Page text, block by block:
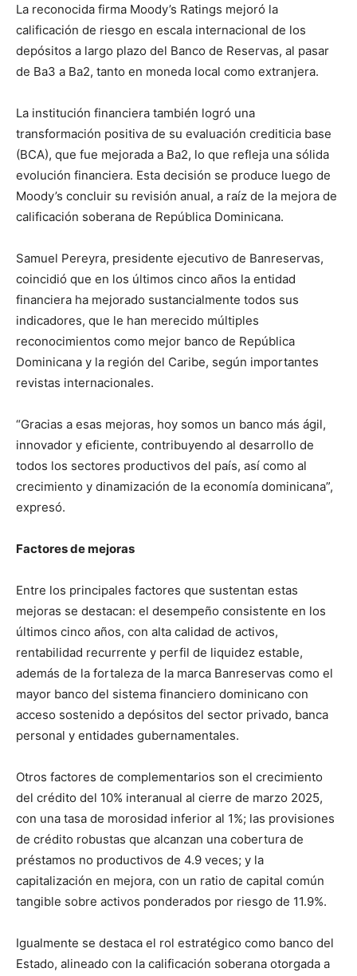
La reconocida firma Moody’s Ratings mejoró la
calificación de riesgo en escala internacional de los
depósitos a largo plazo del Banco de Reservas, al pasar
de Ba3 a Ba2, tanto en moneda local como extranjera.
La institución financiera también logró una
transformación positiva de su evaluación crediticia base
(BCA), que fue mejorada a Ba2, lo que refleja una sólida
evolución financiera. Esta decisión se produce luego de
Moody’s concluir su revisión anual, a raíz de la mejora de
calificación soberana de República Dominicana.
Samuel Pereyra, presidente ejecutivo de Banreservas,
coincidió que en los últimos cinco años la entidad
financiera ha mejorado sustancialmente todos sus
indicadores, que le han merecido múltiples
reconocimientos como mejor banco de República
Dominicana y la región del Caribe, según importantes
revistas internacionales.
“Gracias a esas mejoras, hoy somos un banco más ágil,
innovador y eficiente, contribuyendo al desarrollo de
todos los sectores productivos del país, así como al
crecimiento y dinamización de la economía dominicana”,
expresó.
Factores de mejoras
Entre los principales factores que sustentan estas
mejoras se destacan: el desempeño consistente en los
últimos cinco años, con alta calidad de activos,
rentabilidad recurrente y perfil de liquidez estable,
además de la fortaleza de la marca Banreservas como el
mayor banco del sistema financiero dominicano con
acceso sostenido a depósitos del sector privado, banca
personal y entidades gubernamentales.
Otros factores de complementarios son el crecimiento
del crédito del 10% interanual al cierre de marzo 2025,
con una tasa de morosidad inferior al 1%; las provisiones
de crédito robustas que alcanzan una cobertura de
préstamos no productivos de 4.9 veces; y la
capitalización en mejora, con un ratio de capital común
tangible sobre activos ponderados por riesgo de 11.9%.
Igualmente se destaca el rol estratégico como banco del
Estado, alineado con la calificación soberana otorgada a